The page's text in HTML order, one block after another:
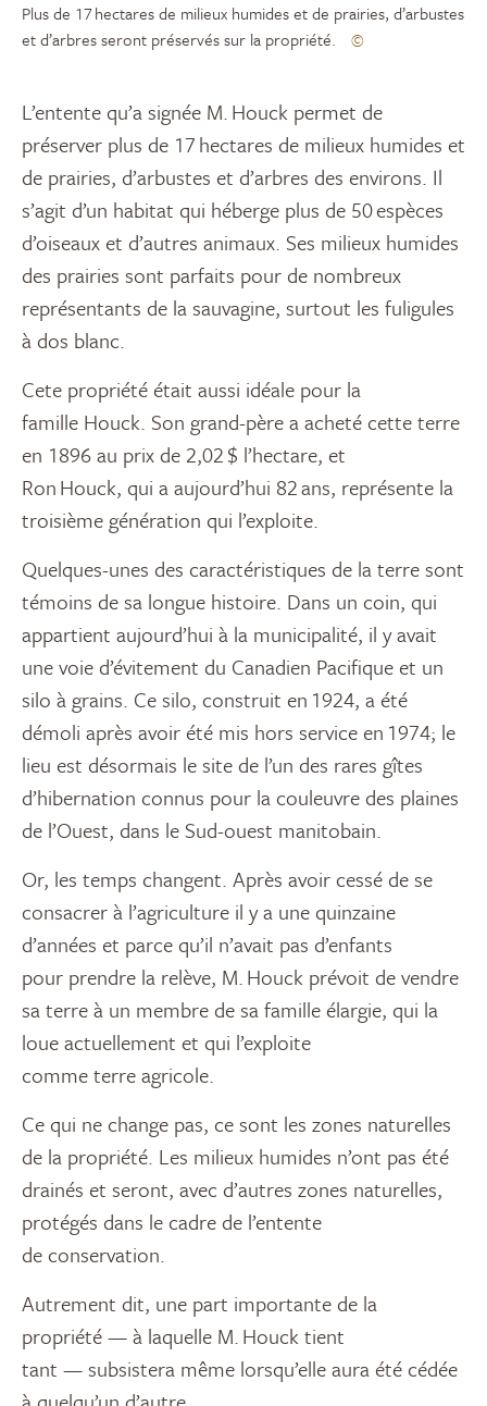
Plus de 17 hectares de milieux humides et de prairies, d’arbustes
et d’arbres seront préservés sur la propriété.
©
L’ententequ’a signée M.Houck permet de
préserver plus de 17hectares de milieux humides et
de prairies, d’arbustes et d’arbres des environs. Il
s’agit d’un habitat qui héberge plus de 50espèces
d’oiseaux et d’autres animaux. Ses milieux humides
des prairies sont parfaits pour de nombreux
représentants de la sauvagine, surtout les fuligules
à dos blanc.
Cete propriétéétait aussi idéale pour la
famille Houck. Son grand-père a acheté cette terre
en 1896au prixde 2,02 $ l’hectare, et
RonHouck, qui a aujourd’hui 82 ans, représente la
troisième génération qui l’exploite.
Quelques-unes des caractéristiques de la terresont
témoins de sa longue histoire. Dans un coin, qui
appartient aujourd’hui à la municipalité, il y avait
une voie d’évitement du Canadien Pacifique et un
silo à grains. Ce silo, construit en 1924, a été
démoli après avoir été mis hors service en 1974; le
lieu est désormais lesitede l’un des rares gîtes
d’hibernation connus pour la couleuvre des plaines
de l’Ouest, dans le Sud-ouest manitobain.
Or, les temps changent. Après avoir cessé de se
consacrer à l’agriculture il y a une quinzaine
d’années et parce qu’il n’avait pas d’enfants
pour prendre la relève, M.Houck prévoit de vendre
sa terre à un membre de sa famille élargie, qui la
loue actuellement et qui l’exploite
commeterreagricole.
Ce qui ne change pas, ce sont les zones naturelles
de la propriété. Les milieux humides n’ont pas été
drainés et seront, avec d’autres zones naturelles,
protégés dans le cadre de l’entente
deconservation.
Autrement dit, une part importante de la
propriété—à laquelle M.Houck tient
tant —subsistera même lorsqu’elle aura été cédée